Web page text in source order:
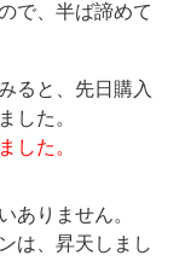
で、半ば諦めて
ると、先日購入
した。
した。
ありません。
は、昇天しまし